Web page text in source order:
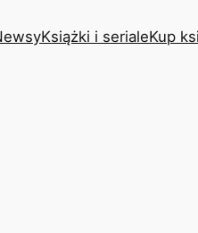
Książki i serialeKup